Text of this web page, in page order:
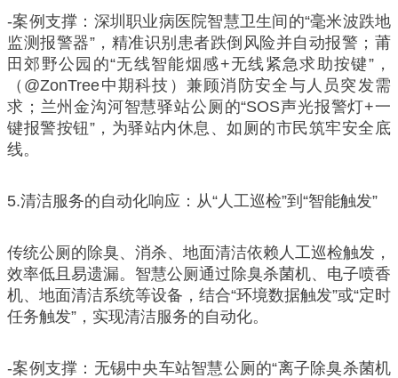
-案例支撑：深圳职业病医院智慧卫生间的“毫米波跌地
监测报警器”，精准识别患者跌倒风险并自动报警；莆
田郊野公园的“无线智能烟感+无线紧急求助按键”，
（@ZonTree中期科技）兼顾消防安全与人员突发需
求；兰州金沟河智慧驿站公厕的“SOS声光报警灯+一
键报警按钮”，为驿站内休息、如厕的市民筑牢安全底
线。
5.清洁服务的自动化响应：从“人工巡检”到“智能触发”
传统公厕的除臭、消杀、地面清洁依赖人工巡检触发，
效率低且易遗漏。智慧公厕通过除臭杀菌机、电子喷香
机、地面清洁系统等设备，结合“环境数据触发”或“定时
任务触发”，实现清洁服务的自动化。
-案例支撑：无锡中央车站智慧公厕的“离子除臭杀菌机